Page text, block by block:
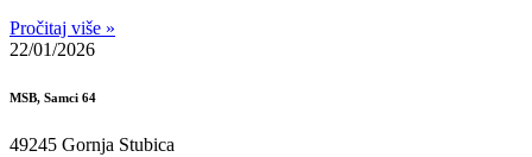
Pročitaj više »
22/01/2026
MSB, Samci 64
49245 Gornja Stubica